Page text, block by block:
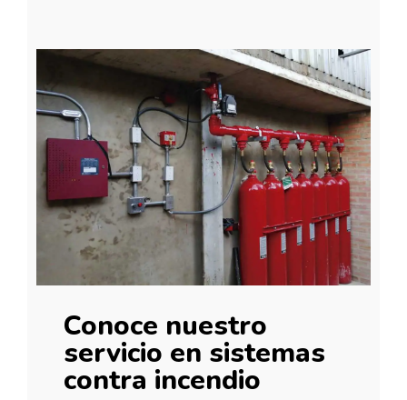
Conoce nuestro
servicio en sistemas
contra incendio